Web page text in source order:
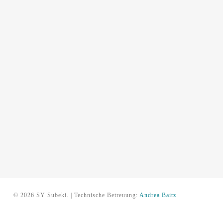
© 2026 SY Subeki. | Technische Betreuung: Andrea Baitz